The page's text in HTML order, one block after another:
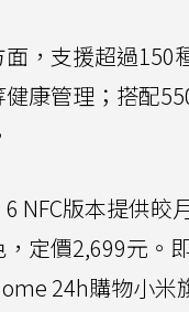
，支援超過150
康管理；搭配
6 NFC版本提供
定價2,699元。
24h購物小